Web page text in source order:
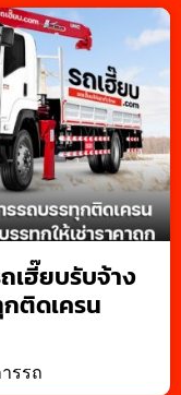
เฮี๊ยบรับจ้าง
กติดเครน
รรถ